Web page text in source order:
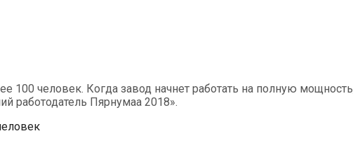
человек. Когда завод начнет работать на полную
работодатель Пярнумаа 2018».